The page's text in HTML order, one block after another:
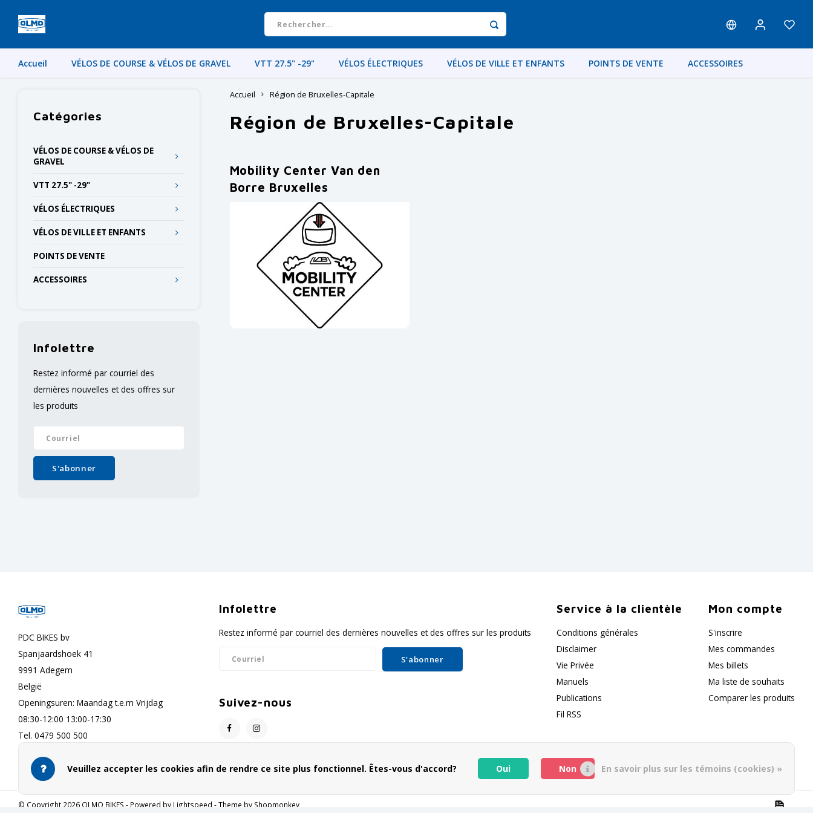
Accueil VÉLOS DE COURSE & VÉLOS DE GRAVEL VTT 27.5" -29" VÉLOS ÉLECTRIQUES VÉLOS DE VILLE ET ENFANTS POINTS DE VENTE ACCESSOIRES
Catégories
VÉLOS DE COURSE & VÉLOS DE
GRAVEL
VTT 27.5" -29"
VÉLOS ÉLECTRIQUES
VÉLOS DE VILLE ET ENFANTS
POINTS DE VENTE
ACCESSOIRES
Infolettre
Restez informé par courriel des
dernières nouvelles et des offres sur
les produits
S'abonner
Accueil Région de Bruxelles-Capitale
Région de Bruxelles-Capitale
Mobility Center Van den
Borre Bruxelles
PDC BIKES bv
Spanjaardshoek 41
9991 Adegem
België
Openingsuren: Maandag t.e.m Vrijdag
08:30-12:00 13:00-17:30
Tel. 0479 500 500
Infolettre
Restez informé par courriel des dernières nouvelles et des offres sur les produits
S'abonner
Suivez-nous
Service à la clientèle
Conditions générales
Disclaimer
Vie Privée
Manuels
Publications
Fil RSS
Mon compte
S'inscrire
Mes commandes
Mes billets
Ma liste de souhaits
Comparer les produits
© Copyright 2026 OLMO BIKES - Powered by Lightspeed - Theme by Shopmonkey
Veuillez accepter les cookies afin de rendre ce site plus fonctionnel. Êtes-vous d'accord? Oui Non En savoir plus sur les témoins (cookies) »